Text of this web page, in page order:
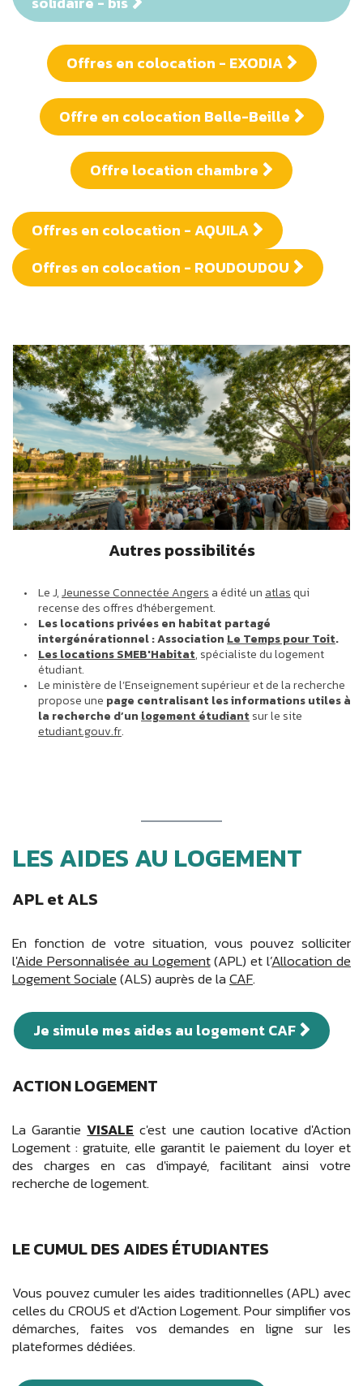
Offres en colocation - EXODIA
Offre en colocation Belle-Beille
Offre location chambre
Offres en colocation - AQUILA
Offres en colocation - ROUDOUDOU
Autres possibilités
Le J,Jeunesse Connectée Angersa édité unatlasqui
recense des offres d'hébergement.
Les locations privées en habitat partagé
intergénérationnel : AssociationLe Temps pour Toit.
Les locations SMEB'Habitat, spécialiste du logement
étudiant.
Le ministère de l’Enseignement supérieur et de la recherche
propose une page centralisant les informations utiles à
la recherche d’unlogement étudiantsur le site
etudiant.gouv.fr.
LES AIDES AU LOGEMENT
APL et ALS
En fonction de votre situation, vous pouvez solliciter
l'Aide Personnalisée au Logement(APL) et l’Allocation de
Logement Sociale(ALS) auprès de laCAF.
Je simule mes aides au logement CAF
ACTION LOGEMENT
La GarantieVISALE c'est une caution locative d'Action
Logement : gratuite, elle garantit le paiement du loyer et
des charges en cas d'impayé, facilitant ainsi votre
recherche de logement.
LE CUMUL DES AIDES ÉTUDIANTES
Vous pouvez cumuler les aides traditionnelles (APL) avec
celles du CROUS et d'Action Logement. Pour simplifier vos
démarches, faites vos demandes en ligne sur les
plateformes dédiées.